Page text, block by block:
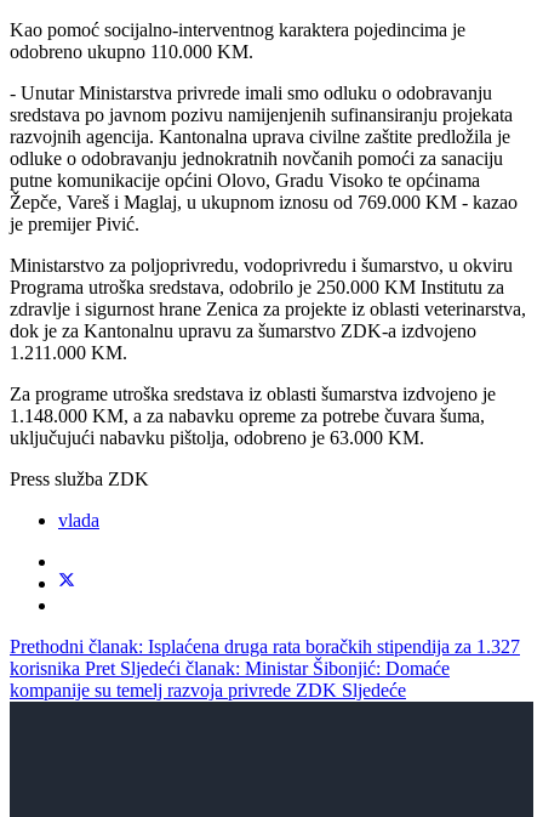
Kao pomoć socijalno-interventnog karaktera pojedincima je
odobreno ukupno 110.000 KM.
- Unutar Ministarstva privrede imali smo odluku o odobravanju
sredstava po javnom pozivu namijenjenih sufinansiranju projekata
razvojnih agencija. Kantonalna uprava civilne zaštite predložila je
odluke o odobravanju jednokratnih novčanih pomoći za sanaciju
putne komunikacije općini Olovo, Gradu Visoko te općinama
Žepče, Vareš i Maglaj, u ukupnom iznosu od 769.000 KM - kazao
je premijer Pivić.
Ministarstvo za poljoprivredu, vodoprivredu i šumarstvo, u okviru
Programa utroška sredstava, odobrilo je 250.000 KM Institutu za
zdravlje i sigurnost hrane Zenica za projekte iz oblasti veterinarstva,
dok je za Kantonalnu upravu za šumarstvo ZDK-a izdvojeno
1.211.000 KM.
Za programe utroška sredstava iz oblasti šumarstva izdvojeno je
1.148.000 KM, a za nabavku opreme za potrebe čuvara šuma,
uključujući nabavku pištolja, odobreno je 63.000 KM.
Press služba ZDK
vlada
Prethodni članak: Isplaćena druga rata boračkih stipendija za 1.327
korisnika Pret Sljedeći članak: Ministar Šibonjić: Domaće
kompanije su temelj razvoja privrede ZDK Sljedeće